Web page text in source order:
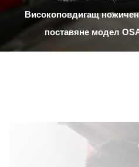
Високоповдигащ
поставяне модел